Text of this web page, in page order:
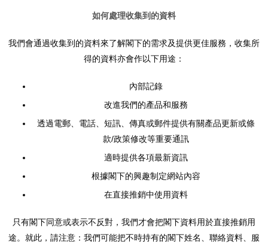
如何處理收集到的資料
我們會通過收集到的資料來了解閣下的需求及提供更佳服務，收集所
得的資料亦會作以下用途：
內部記錄
改進我們的產品和服務
透過電郵、電話、短訊、傳真或郵件提供有關產品更新或條
款/政策修改等重要通訊
適時提供各項最新資訊
根據閣下的興趣制定網站內容
在直接推銷中使用資料
只有閣下同意或表示不反對，我們才會把閣下資料用於直接推銷用
途。就此，請注意：我們可能把不時持有的閣下姓名、聯絡資料、服